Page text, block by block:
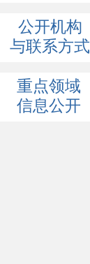
公开机构
与联系方式
重点领域
信息公开